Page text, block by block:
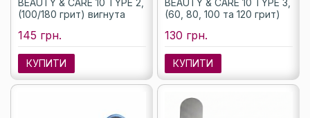
BEAUTY & CARE 10 TYPE 2,
(100/180 грит) вигнута
145 грн.
КУПИТИ
BEAUTY & CARE 10 TYPE 3,
(60, 80, 100 та 120 грит)
130 грн.
КУПИТИ